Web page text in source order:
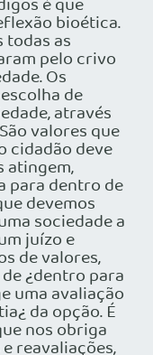
é que
bioética.
todas as
pelo crivo
Os
de
através
valores que
cidadão deve
atingem,
para dentro de
devemos
sociedade a
juízo e
de valores,
¿dentro para
uma avaliação
da opção. É
nos obriga
reavaliações,